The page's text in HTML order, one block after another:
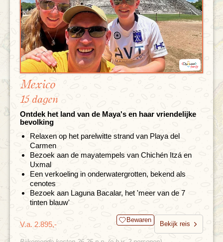
Mexico
15 dagen
Ontdek het land van de Maya's en haar vriendelijke
bevolking
Relaxen op het parelwitte strand van Playa del
Carmen
Bezoek aan de mayatempels van Chichén Itzá en
Uxmal
Een verkoeling in onderwatergrotten, bekend als
cenotes
Bezoek aan Laguna Bacalar, het 'meer van de 7
tinten blauw'
V.a. 2.895,- Bewaren
Bekijk reis